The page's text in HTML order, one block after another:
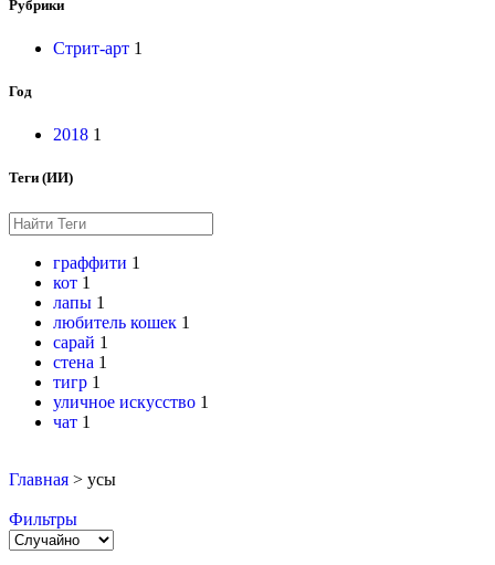
Рубрики
Стрит-арт 1
Год
2018 1
Теги (ИИ)
граффити 1
кот 1
лапы 1
любитель кошек 1
сарай 1
стена 1
тигр 1
уличное искусство 1
чат 1
Главная > усы
Фильтры